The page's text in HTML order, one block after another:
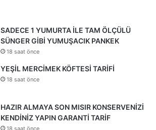
SADECE 1 YUMURTA İLE TAM ÖLÇÜLÜ
SÜNGER GİBİ YUMUŞACIK PANKEK
18 saat önce
YEŞİL MERCİMEK KÖFTESİ TARİFİ
18 saat önce
HAZIR ALMAYA SON MISIR KONSERVENİZİ
KENDİNİZ YAPIN GARANTİ TARİF
18 saat önce